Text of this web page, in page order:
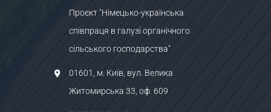
Проєкт "Німецько-українська
співпраця в галузі органічного
сільського господарства"
01601, м. Київ, вул. Велика
Житомирська 33, оф. 609